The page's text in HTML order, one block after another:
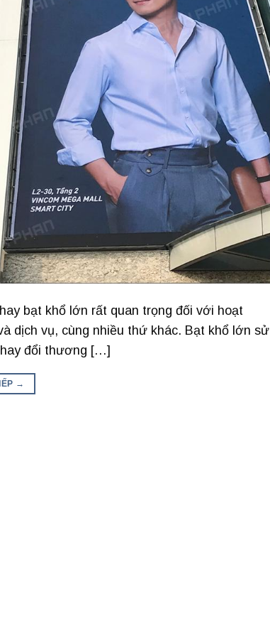
bạt khổ lớn rất quan trọng đối với hoạt
dịch vụ, cùng nhiều thứ khác. Bạt khổ lớn sử
đổi thương […]
→